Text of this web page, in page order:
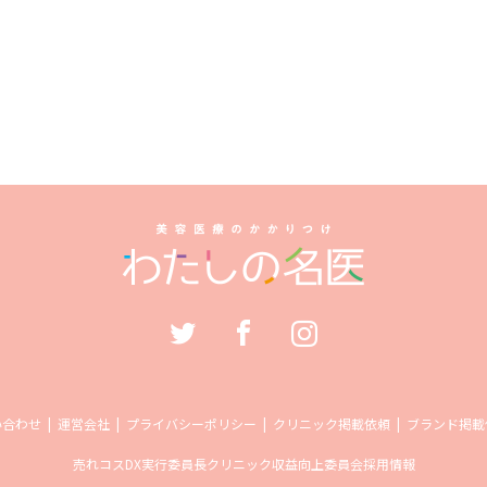
わせ 運営会社 プライバシーポリシー クリニック掲載依頼 ブランド掲
売れコスDX実行委員長クリニック収益向上委員会採用情報